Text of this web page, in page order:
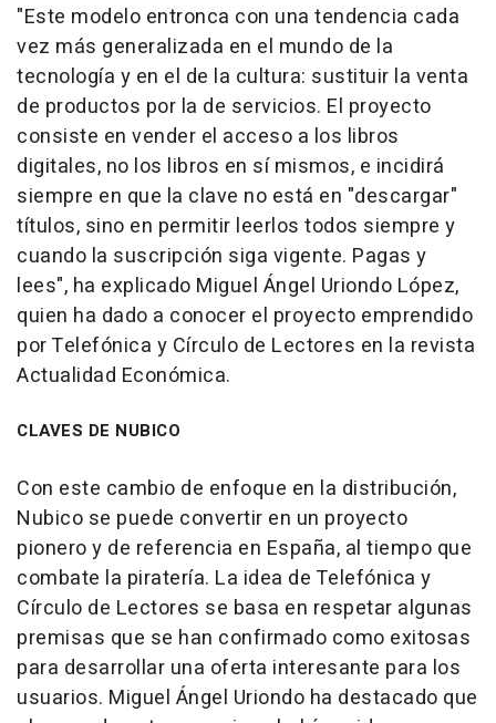
"Este modelo entronca con una tendencia cada
vez más generalizada en el mundo de la
tecnología y en el de la cultura: sustituir la venta
de productos por la de servicios. El proyecto
consiste en vender el acceso a los libros
digitales, no los libros en sí mismos, e incidirá
siempre en que la clave no está en "descargar"
títulos, sino en permitir leerlos todos siempre y
cuando la suscripción siga vigente. Pagas y
lees", ha explicado Miguel Ángel Uriondo López,
quien ha dado a conocer el proyecto emprendido
por Telefónica y Círculo de Lectores en la revista
Actualidad Económica.
CLAVES DE NUBICO
Con este cambio de enfoque en la distribución,
Nubico se puede convertir en un proyecto
pionero y de referencia en España, al tiempo que
combate la piratería. La idea de Telefónica y
Círculo de Lectores se basa en respetar algunas
premisas que se han confirmado como exitosas
para desarrollar una oferta interesante para los
usuarios. Miguel Ángel Uriondo ha destacado que